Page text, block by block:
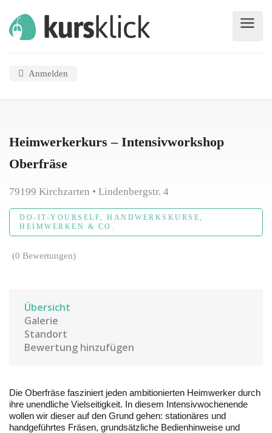
Anmelden
Heimwerkerkurs – Intensivworkshop
Oberfräse
79199 Kirchzarten • Lindenbergstr. 4
DO-IT-YOURSELF, HANDWERKSKURSE,
HEIMWERKEN & CO.
(0 Bewertungen)
Übersicht
Galerie
Standort
Bewertung hinzufügen
Die Oberfräse fasziniert jeden ambitionierten Heimwerker durch
ihre unendliche Vielseitigkeit. In diesem Intensivwochenende
wollen wir dieser auf den Grund gehen: stationäres und
handgeführtes Fräsen, grundsätzliche Bedienhinweise und